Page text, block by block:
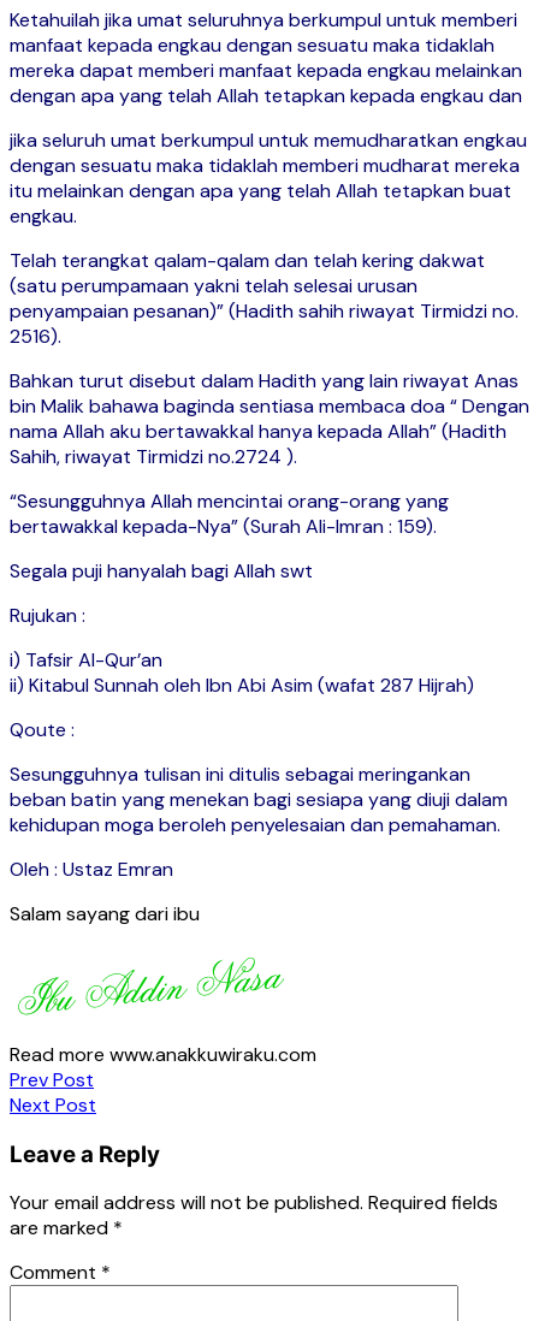
Ketahuilah jika umat seluruhnya berkumpul untuk memberi
manfaat kepada engkau dengan sesuatu maka tidaklah
mereka dapat memberi manfaat kepada engkau melainkan
dengan apa yang telah Allah tetapkan kepada engkau dan
jika seluruh umat berkumpul untuk memudharatkan engkau
dengan sesuatu maka tidaklah memberi mudharat mereka
itu melainkan dengan apa yang telah Allah tetapkan buat
engkau.
Telah terangkat qalam-qalam dan telah kering dakwat
(satu perumpamaan yakni telah selesai urusan
penyampaian pesanan)” (Hadith sahih riwayat Tirmidzi no.
2516).
Bahkan turut disebut dalam Hadith yang lain riwayat Anas
bin Malik bahawa baginda sentiasa membaca doa “ Dengan
nama Allah aku bertawakkal hanya kepada Allah” (Hadith
Sahih, riwayat Tirmidzi no.2724 ).
“Sesungguhnya Allah mencintai orang-orang yang
bertawakkal kepada-Nya” (Surah Ali-Imran : 159).
Segala puji hanyalah bagi Allah swt
Rujukan :
i) Tafsir Al-Qur’an
ii) Kitabul Sunnah oleh Ibn Abi Asim (wafat 287 Hijrah)
Qoute :
Sesungguhnya tulisan ini ditulis sebagai meringankan
beban batin yang menekan bagi sesiapayang diuji dalam
kehidupan moga beroleh penyelesaian dan pemahaman.
Oleh : Ustaz Emran
Salam sayang dari ibu
Read more www.anakkuwiraku.com
Post
navigation
Prev Post
Next Post
Leave a Reply
Your email address will not be published. Required fields
are marked *
Comment *